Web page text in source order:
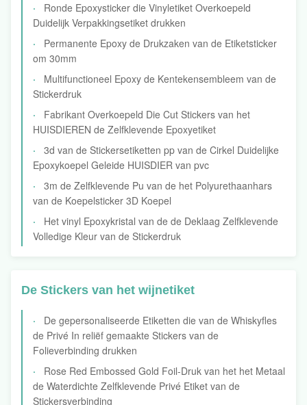
Ronde Epoxysticker die Vinyletiket Overkoepeld
Duidelijk Verpakkingsetiket drukken
Permanente Epoxy de Drukzaken van de Etiketsticker
om 30mm
Multifunctioneel Epoxy de Kentekensembleem van de
Stickerdruk
Fabrikant Overkoepeld Die Cut Stickers van het
HUISDIEREN de Zelfklevende Epoxyetiket
3d van de Stickersetiketten pp van de Cirkel Duidelijke
Epoxykoepel Geleide HUISDIER van pvc
3m de Zelfklevende Pu van de het Polyurethaanhars
van de Koepelsticker 3D Koepel
Het vinyl Epoxykristal van de de Deklaag Zelfklevende
Volledige Kleur van de Stickerdruk
De Stickers van het wijnetiket
De gepersonaliseerde Etiketten die van de Whiskyfles
de Privé In reliëf gemaakte Stickers van de
Folieverbinding drukken
Rose Red Embossed Gold Foil-Druk van het het Metaal
de Waterdichte Zelfklevende Privé Etiket van de
Stickersverbinding